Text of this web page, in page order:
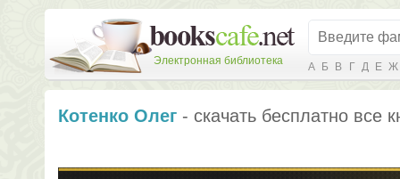
Электронная библиотека А Б В Г Д Е Ж
Котенко Олег - скачать бесплатно все